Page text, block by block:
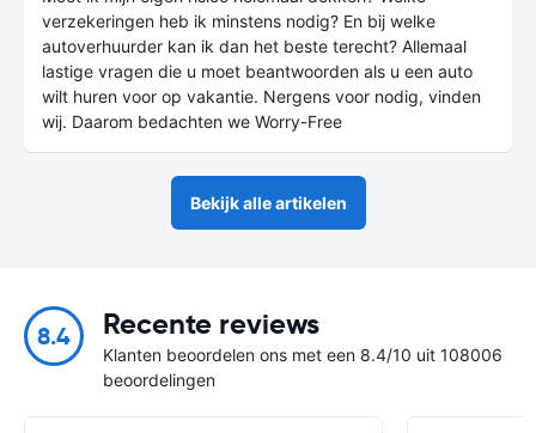
verzekeringen heb ik minstens nodig? En bij welke
autoverhuurder kan ik dan het beste terecht? Allemaal
lastige vragen die u moet beantwoorden als u een auto
wilt huren voor op vakantie. Nergens voor nodig, vinden
wij. Daarom bedachten we Worry-Free
Bekijk alle artikelen
8.4 Recente reviews
Klanten beoordelen ons met een 8.4/10 uit 108006
beoordelingen